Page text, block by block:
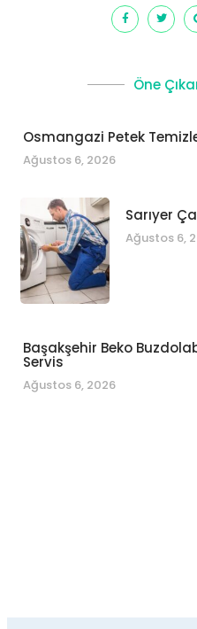
Öne
Osmangazi Petek
Ağustos 6, 2026
Sarıyer
Ağustos 6,
Başakşehir Beko
Servis
Ağustos 6, 2026